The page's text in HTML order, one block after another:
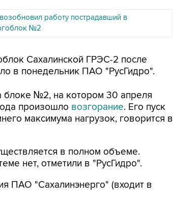
работу пострадавший в
№2
Сахалинской ГРЭС-2 после
в понедельник ПАО "РусГидро".
блоке №2, на котором 30 апреля
произошло возгорание. Его пуск
максимума нагрузок, говорится в
в полном объеме.
нет, отметили в "РусГидро".
ПАО "Сахалинэнерго" (входит в